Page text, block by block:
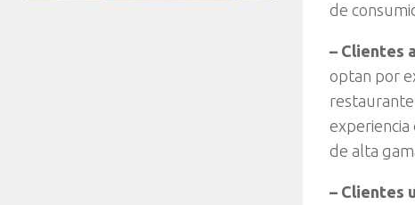
de
– Clientes
optan por
restaurante
de alta
– Clientes